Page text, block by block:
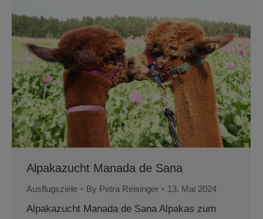
Alpakazucht Manada de Sana
Ausflugsziele By Petra Reisinger 13. Mai 2024
Alpakazucht Manada de Sana Alpakas zum